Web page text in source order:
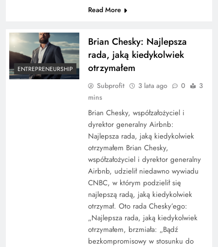
Read More
ENTREPRENEURSHIP
Brian Chesky: Najlepsza
rada, jaką kiedykolwiek
otrzymałem
Subprofit 3 lata ago 0
3
mins
Brian Chesky, współzałożyciel i
dyrektor generalny Airbnb:
Najlepsza rada, jaką kiedykolwiek
otrzymałem Brian Chesky,
współzałożyciel i dyrektor generalny
Airbnb, udzielił niedawno wywiadu
CNBC, w którym podzielił się
najlepszą radą, jaką kiedykolwiek
otrzymał. Oto rada Chesky’ego:
„Najlepsza rada, jaką kiedykolwiek
otrzymałem, brzmiała: „Bądź
bezkompromisowy w stosunku do